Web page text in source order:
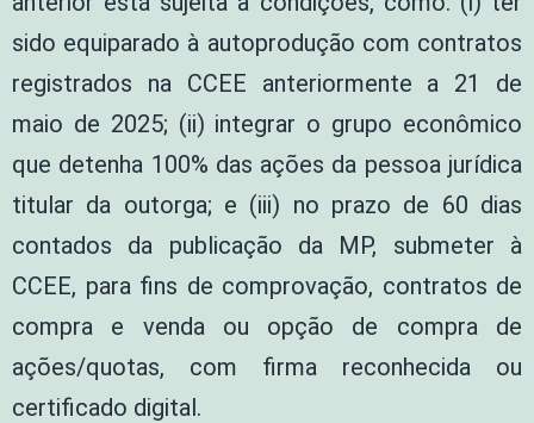
sido equiparado à autoprodução com contratos
registrados na CCEE anteriormente a 21 de
maio de 2025; (ii) integrar o grupo econômico
que detenha 100% das ações da pessoa jurídica
titular da outorga; e (iii) no prazo de 60 dias
contados da publicação da MP, submeter à
CCEE, para fins de comprovação, contratos de
compra e venda ou opção de compra de
ações/quotas, com firma reconhecida ou
certificado digital.